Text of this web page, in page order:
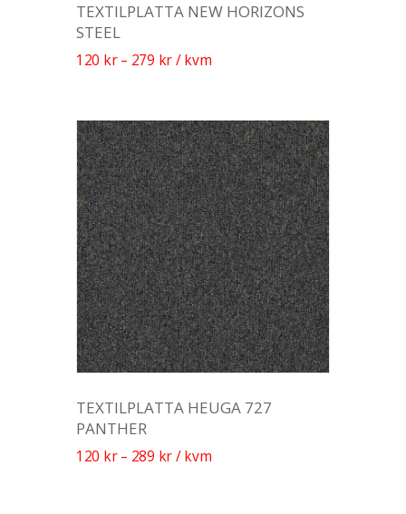
TEXTILPLATTA NEW HORIZONS
STEEL
120 kr– 279 kr/ kvm
TEXTILPLATTA HEUGA 727
PANTHER
120 kr– 289 kr/ kvm